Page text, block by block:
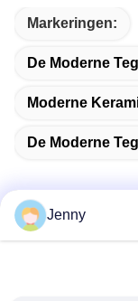
Markeringen:
De Moderne
Moderne
De Moderne
Jenny